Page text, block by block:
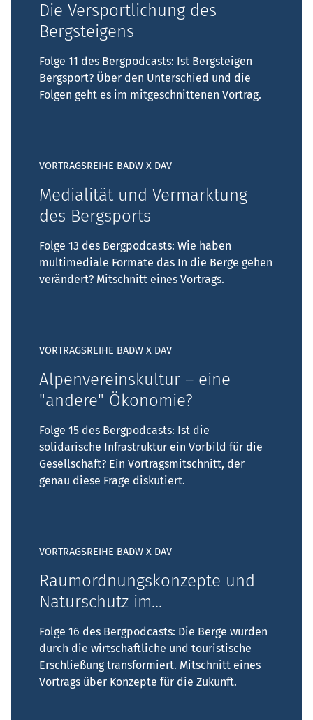
Die Versportlichung des
Bergsteigens
Folge 11 des Bergpodcasts: Ist Bergsteigen
Bergsport? Über den Unterschied und die
Folgen geht es im mitgeschnittenen Vortrag.
VORTRAGSREIHE BADW X DAV
Medialität und Vermarktung
des Bergsports
Folge 13 des Bergpodcasts: Wie haben
multimediale Formate das In die Berge gehen
verändert? Mitschnitt eines Vortrags.
VORTRAGSREIHE BADW X DAV
Alpenvereinskultur – eine
"andere" Ökonomie?
Folge 15 des Bergpodcasts: Ist die
solidarische Infrastruktur ein Vorbild für die
Gesellschaft? Ein Vortragsmitschnitt, der
genau diese Frage diskutiert.
VORTRAGSREIHE BADW X DAV
Raumordnungskonzepte und
Naturschutz im...
Folge 16 des Bergpodcasts: Die Berge wurden
durch die wirtschaftliche und touristische
Erschließung transformiert. Mitschnitt eines
Vortrags über Konzepte für die Zukunft.